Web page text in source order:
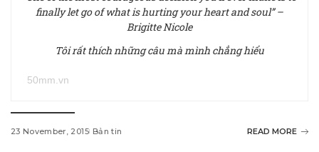
finally let go of what is hurting your heart and soul” –
Brigitte Nicole
Tôi rất thích những câu mà mình chẳng hiểu
50mm.vn
23 November, 2015 Bản tin READ MORE